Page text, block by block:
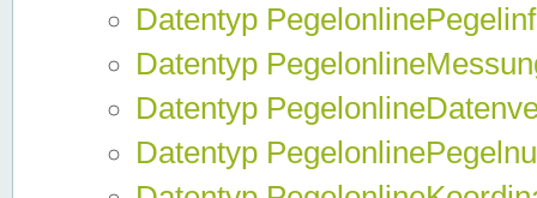
Datentyp
Datentyp
Datentyp
Datentyp